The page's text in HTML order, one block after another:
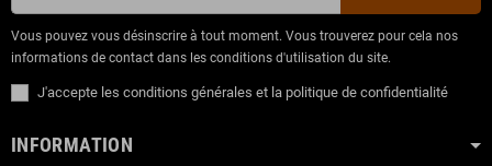
Vous pouvez vous désinscrire à tout moment. Vous trouverez pour cela nos
informations de contact dans les conditions d'utilisation du site.
J'accepte les conditions générales et la politique de confidentialité
INFORMATION